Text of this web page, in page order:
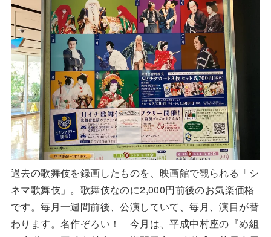
過去の歌舞伎を録画したものを、映画館で観られる「シ
ネマ歌舞伎」。歌舞伎なのに2,000円前後のお気楽価格
です。毎月一週間前後、公演していて、毎月、演目が替
わります。名作ぞろい！ 今月は、平成中村座の『め組